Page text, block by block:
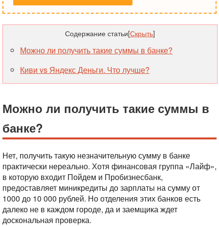
Содержание статьи[Скрыть]
Можно ли получить такие суммы в банке?
Киви vs Яндекс Деньги. Что лучше?
Можно ли получить такие суммы в
банке?
Нет, получить такую незначительную сумму в банке
практически нереально. Хотя финансовая группа «Лайф»,
в которую входит Пойдем и Пробизнесбанк,
предоставляет миникредиты до зарплаты на сумму от
1000 до 10 000 рублей. Но отделения этих банков есть
далеко не в каждом городе, да и заемщика ждет
доскональная проверка.